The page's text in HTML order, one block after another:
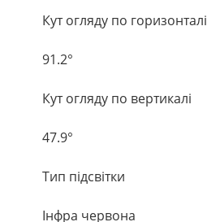
Кут огляду по горизонталі
91.2°
Кут огляду по вертикалі
47.9°
Тип підсвітки
Інфра червона